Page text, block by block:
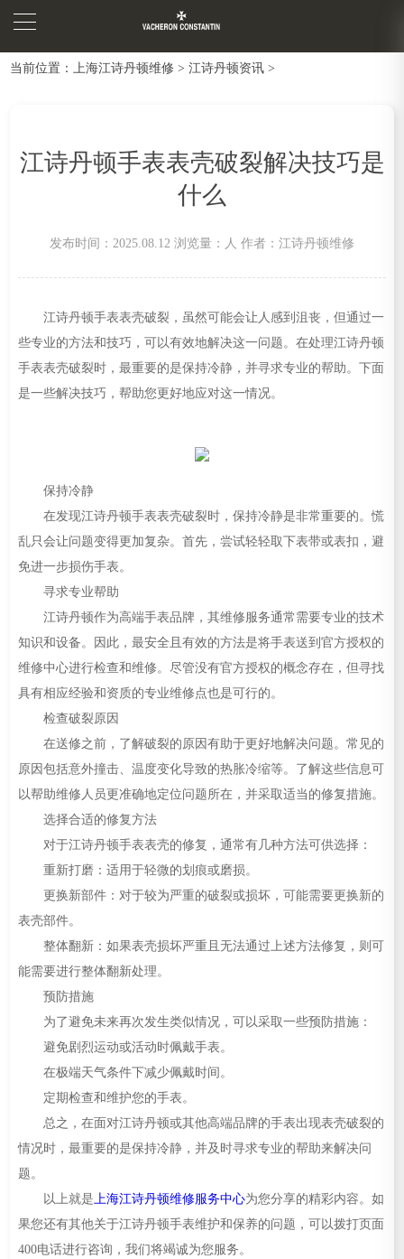
当前位置： 上海江诗丹顿维修 >江诗丹顿资讯 >
江诗丹顿手表表壳破裂解决技巧是
什么
发布时间：2025.08.12 浏览量： 人 作者：江诗丹顿维修
江诗丹顿手表表壳破裂，虽然可能会让人感到沮丧，但通过一
些专业的方法和技巧，可以有效地解决这一问题。在处理江诗丹顿
手表表壳破裂时，最重要的是保持冷静，并寻求专业的帮助。下面
是一些解决技巧，帮助您更好地应对这一情况。
保持冷静
在发现江诗丹顿手表表壳破裂时，保持冷静是非常重要的。慌
乱只会让问题变得更加复杂。首先，尝试轻轻取下表带或表扣，避
免进一步损伤手表。
寻求专业帮助
江诗丹顿作为高端手表品牌，其维修服务通常需要专业的技术
知识和设备。因此，最安全且有效的方法是将手表送到官方授权的
维修中心进行检查和维修。尽管没有官方授权的概念存在，但寻找
具有相应经验和资质的专业维修点也是可行的。
检查破裂原因
在送修之前，了解破裂的原因有助于更好地解决问题。常见的
原因包括意外撞击、温度变化导致的热胀冷缩等。了解这些信息可
以帮助维修人员更准确地定位问题所在，并采取适当的修复措施。
选择合适的修复方法
对于江诗丹顿手表表壳的修复，通常有几种方法可供选择：
重新打磨：适用于轻微的划痕或磨损。
更换新部件：对于较为严重的破裂或损坏，可能需要更换新的
表壳部件。
整体翻新：如果表壳损坏严重且无法通过上述方法修复，则可
能需要进行整体翻新处理。
预防措施
为了避免未来再次发生类似情况，可以采取一些预防措施：
避免剧烈运动或活动时佩戴手表。
在极端天气条件下减少佩戴时间。
定期检查和维护您的手表。
总之，在面对江诗丹顿或其他高端品牌的手表出现表壳破裂的
情况时，最重要的是保持冷静，并及时寻求专业的帮助来解决问
题。
以上就是上海江诗丹顿维修服务中心为您分享的精彩内容。如
果您还有其他关于江诗丹顿手表维护和保养的问题，可以拨打页面
400电话进行咨询，我们将竭诚为您服务。